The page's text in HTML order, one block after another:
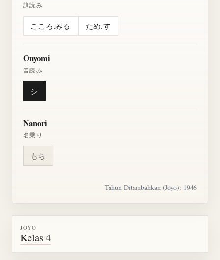
訓読み
こころ.みる ため.す
Onyomi
音読み
シ
Nanori
名乗り
もち
Tahun Ditambahkan (Jōyō): 1946
JŌYŌ
Kelas 4